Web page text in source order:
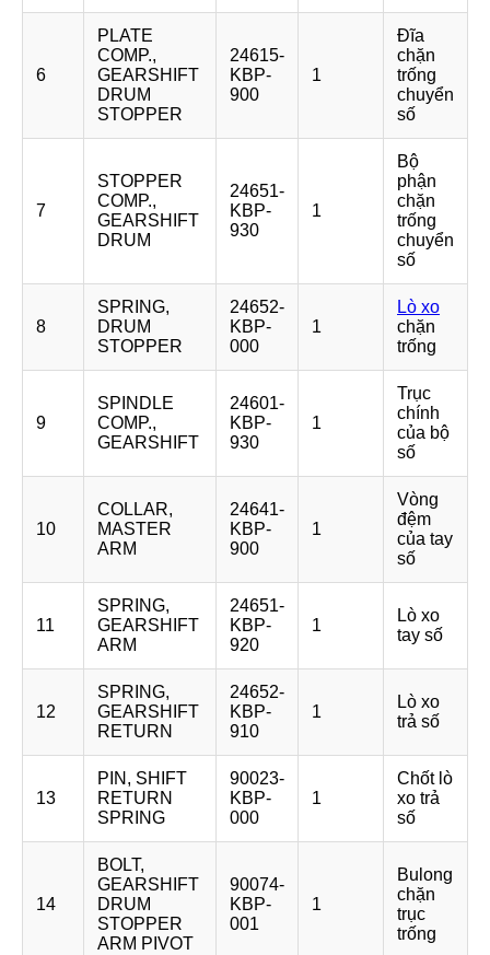
6
PLATE
COMP.,
GEARSHIFT
DRUM
STOPPER
24615-
KBP-
900
1
Đĩa
chặn
trống
chuyển
số
7
STOPPER
COMP.,
GEARSHIFT
DRUM
24651-
KBP-
930
1
Bộ
phận
chặn
trống
chuyển
số
8
SPRING,
DRUM
STOPPER
24652-
KBP-
000
1
Lò xo
chặn
trống
9
SPINDLE
COMP.,
GEARSHIFT
24601-
KBP-
930
1
Trục
chính
của bộ
số
10
COLLAR,
MASTER
ARM
24641-
KBP-
900
1
Vòng
đệm
của tay
số
11
SPRING,
GEARSHIFT
ARM
24651-
KBP-
920
1
Lò xo
tay số
12
SPRING,
GEARSHIFT
RETURN
24652-
KBP-
910
1
Lò xo
trả số
13
PIN, SHIFT
RETURN
SPRING
90023-
KBP-
000
1
Chốt lò
xo trả
số
14
BOLT,
GEARSHIFT
DRUM
STOPPER
ARM PIVOT
90074-
KBP-
001
1
Bulong
chặn
trục
trống